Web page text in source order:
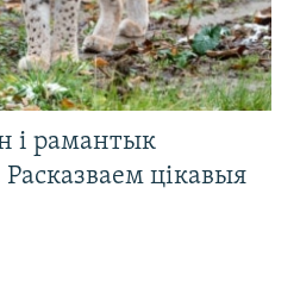
і рамантык
Расказваем цікавыя